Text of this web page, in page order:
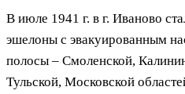
В июле 1941 г. в г. Иваново
эшелоны с эвакуированным
полосы – Смоленской,
Тульской, Московской